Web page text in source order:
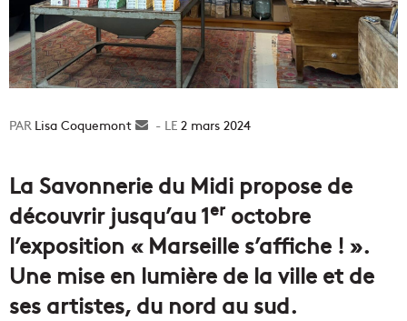
Lisa Coquemont
Envoyer2 mars 2024
La Savonnerie du Midi propose de
découvrir jusqu’au 1er octobre
l’exposition « Marseille s’affiche ! ».
Une mise en lumière de la ville et de
ses artistes, du nord au sud.